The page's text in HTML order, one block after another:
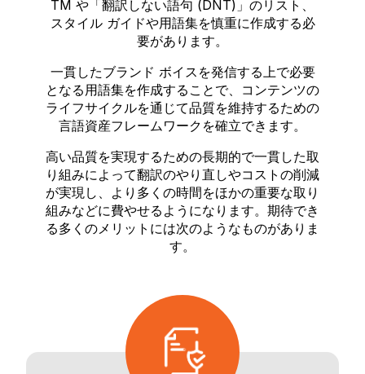
TM や「翻訳しない語句 (DNT)」のリスト、
スタイル ガイドや用語集を慎重に作成する必
要があります。
一貫したブランド ボイスを発信する上で必要
となる用語集を作成することで、コンテンツの
ライフサイクルを通じて品質を維持するための
言語資産フレームワークを確立できます。
高い品質を実現するための長期的で一貫した取
り組みによって翻訳のやり直しやコストの削減
が実現し、より多くの時間をほかの重要な取り
組みなどに費やせるようになります。期待でき
る多くのメリットには次のようなものがありま
す。